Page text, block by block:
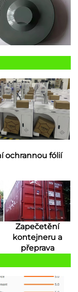
ochrannou fólií
Zapečetění
kontejneru a
přeprava